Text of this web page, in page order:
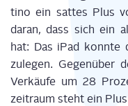
ti­no ein sat­tes Plus
dar­an, dass sich ein
hat: Das iPad konn­te
zule­gen. Gegen­über
Ver­käu­fe um 28
zeit­raum steht ein